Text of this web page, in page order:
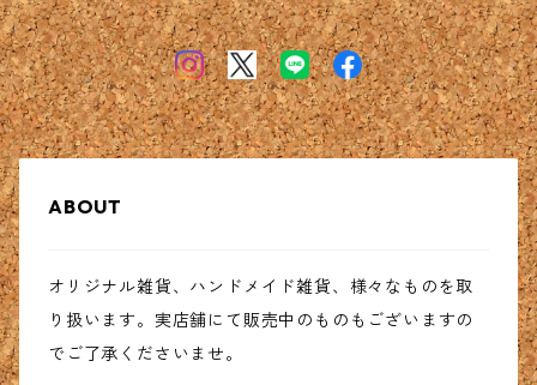
ABOUT
オリジナル雑貨、ハンドメイド雑貨、様々なものを取
り扱います。実店舗にて販売中のものもございますの
でご了承くださいませ。